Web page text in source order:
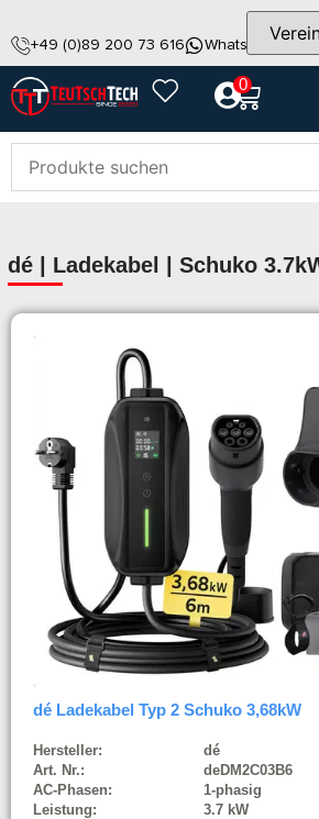
+49 (0)89 200 73 616 WhatsApp
0
dé | Ladekabel | Schuko
dé Ladekabel Typ 2 Schuko 3,68kW
Hersteller:
dé
Art. Nr.:
deDM2C03B6
AC-Phasen:
1-phasig
Leistung:
3.7 kW